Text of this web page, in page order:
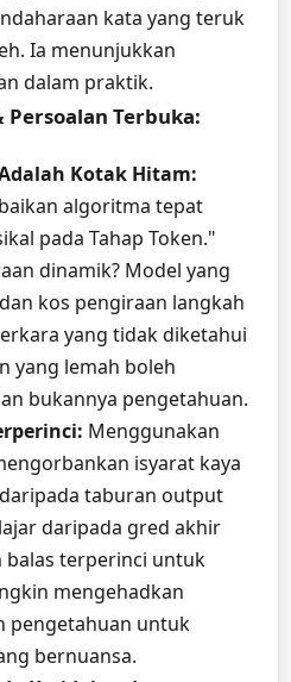
kata yang teruk
Ia menunjukkan
dalam praktik.
Terbuka:
Kotak Hitam:
algoritma tepat
pada Tahap Token."
dinamik? Model yang
kos pengiraan langkah
yang tidak diketahui
yang lemah boleh
bukannya pengetahuan.
Menggunakan
isyarat kaya
taburan output
daripada gred akhir
balas terperinci untuk
mengehadkan
pengetahuan untuk
bernuansa.